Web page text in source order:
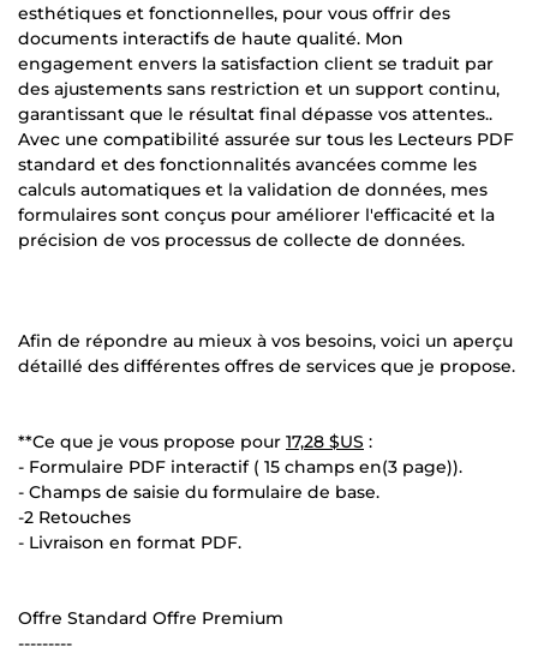
esthétiques et fonctionnelles, pour vous offrir des
documents interactifs de haute qualité. Mon
engagement envers la satisfaction client se traduit par
des ajustements sans restriction et un support continu,
garantissant que le résultat final dépasse vos attentes..
Avec une compatibilité assurée sur tous les Lecteurs PDF
standard et des fonctionnalités avancées comme les
calculs automatiques et la validation de données, mes
formulaires sont conçus pour améliorer l'efficacité et la
précision de vos processus de collecte de données.
Afin de répondre au mieux à vos besoins, voici un aperçu
détaillé des différentes offres de services que je propose.
**Ce que je vous propose pour 17,28 $US :
- Formulaire PDF interactif ( 15 champs en(3 page)).
- Champs de saisie du formulaire de base.
-2 Retouches
- Livraison en format PDF.
Offre Standard Offre Premium
---------